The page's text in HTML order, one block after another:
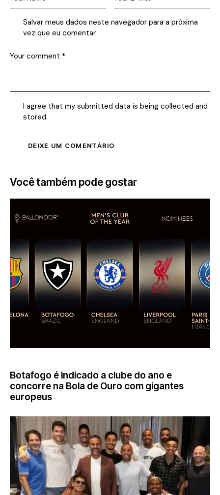
Salvar meus dados neste navegador para a próxima
vez que eu comentar.
I agree that my submitted data is being collected and
stored.
Você também pode gostar
Botafogo é indicado a clube do ano e
concorre na Bola de Ouro com gigantes
europeus